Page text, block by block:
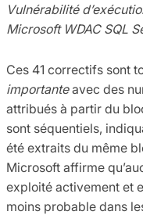
Vulnérabilité
Microsoft WDAC SQL
Ces 41 correctifs sont
importanteavec des
attribués à partir du
sont séquentiels,
été extraits du même
Microsoft affirme
exploité activement et
moins probable dans